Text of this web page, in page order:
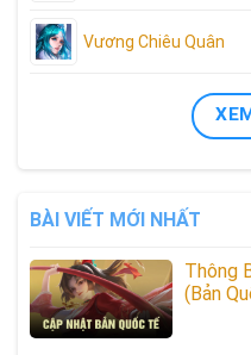
Vương Chiêu Quân
BÀI VIẾT MỚI NHẤT
Thông
(Bản